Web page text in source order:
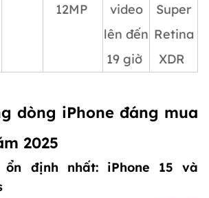
12MP
video
lên đến
19 giờ
Super
Retina
XDR
dòng iPhone đáng mua
2025
ổn định nhất: iPhone 15 và